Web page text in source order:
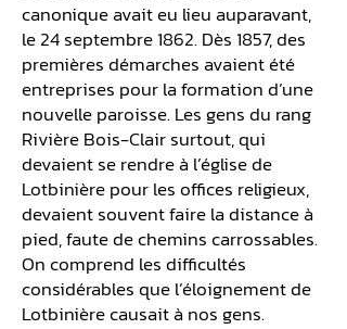
canonique avait eu lieu auparavant,
le 24 septembre 1862. Dès 1857, des
premières démarches avaient été
entreprises pour la formation d’une
nouvelle paroisse. Les gens du rang
Rivière Bois-Clair surtout, qui
devaient se rendre à l’église de
Lotbinière pour les offices religieux,
devaient souvent faire la distance à
pied, faute de chemins carrossables.
On comprend les difficultés
considérables que l’éloignement de
Lotbinière causait à nos gens.